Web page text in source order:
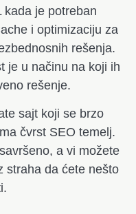
kada je potreban
i optimizaciju za
rešenja.
je u načinu na koji ih
rešenje.
sajt koji se brzo
čvrst SEO temelj.
a vi možete
straha da ćete nešto